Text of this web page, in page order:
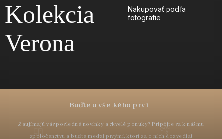
Kolekcia
Verona
Nakupovať podľa
fotografie